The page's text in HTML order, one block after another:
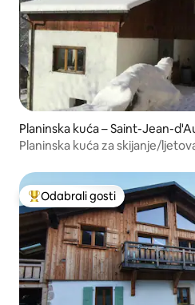
Planinska kuća – Saint-Jean-
Planinska kuća za skijanje/
Među najviše rangiranima s
Odabrali gosti